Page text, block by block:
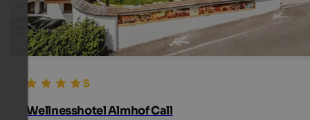
Wellnesshotel Almhof Call